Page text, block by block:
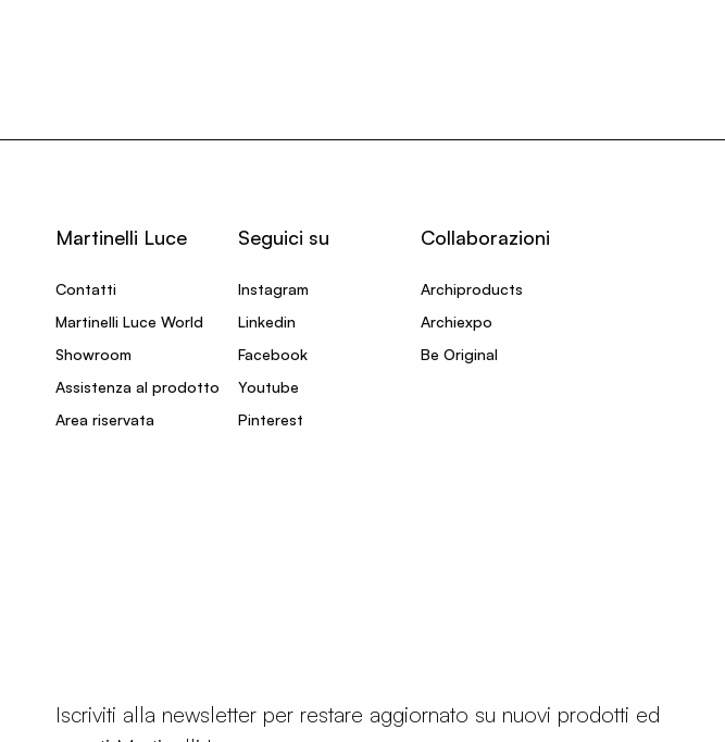
Martinelli Luce
Contatti
Martinelli Luce World
Showroom
Assistenza al prodotto
Area riservata
Seguici su
Instagram
Linkedin
Facebook
Youtube
Pinterest
Collaborazioni
Archiproducts
Archiexpo
Be Original
Iscriviti alla newsletter per restare aggiornato su nuovi prodotti ed